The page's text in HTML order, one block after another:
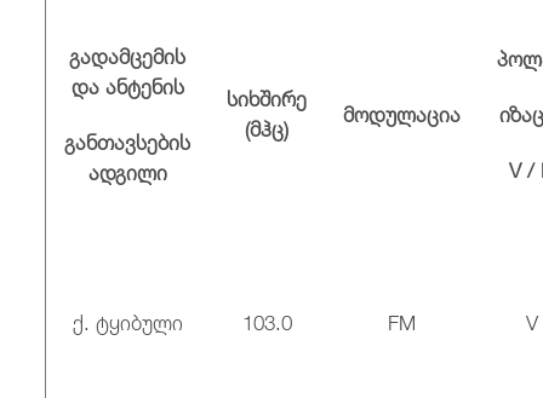
გადამცემის
და ანტენის
განთავსების
ადგილი
სიხშირე
(მჰც) მოდულაცია
V /
ქ. ტყიბული 103.0 FM V